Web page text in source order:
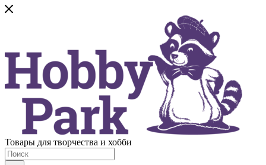
Товары для творчества и хобби